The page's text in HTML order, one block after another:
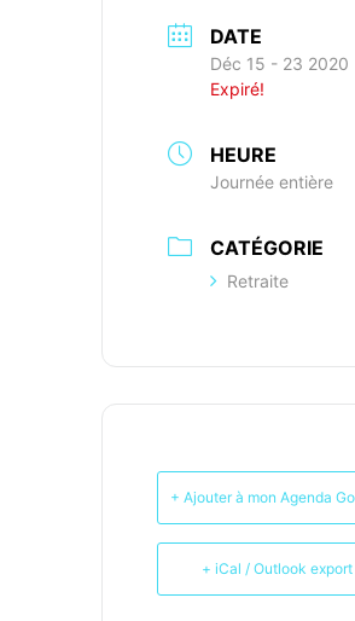
DATE
Déc 15 - 23 2020
Expiré!
HEURE
Journée entière
CATÉGORIE
Retraite
+ Ajouter à mon Agenda
+ iCal / Outlook export